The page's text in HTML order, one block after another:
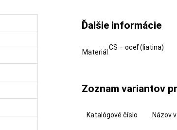
Ďalšie informácie
Materiál
CS – oceľ (liatina)
Zoznam variantov
Katalógové číslo Názov